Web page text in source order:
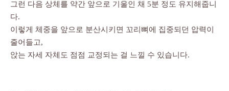
그런 다음 상체를 약간 앞으로 기울인 채 5분 정도 유지해줍니
다.
이렇게 체중을 앞으로 분산시키면 꼬리뼈에 집중되던 압력이
줄어들고,
앉는 자세 자체도 점점 교정되는 걸 느낄 수 있습니다.